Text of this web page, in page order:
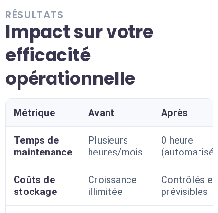
RÉSULTATS
Impact sur votre
efficacité
opérationnelle
Métrique Avant Après
Temps de
maintenance
Plusieurs
heures/mois
0 heure
(automatisé)
Coûts de
stockage
Croissance
illimitée
Contrôlés et
prévisibles